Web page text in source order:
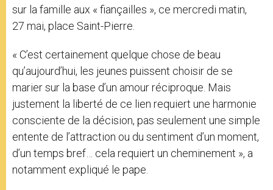
sur la famille aux « fiançailles », ce mercredi matin,
27 mai, place Saint-Pierre.
« C’est certainement quelque chose de beau
qu’aujourd’hui, les jeunes puissent choisir de se
marier sur la base d’un amour réciproque. Mais
justement la liberté de ce lien requiert une harmonie
consciente de la décision, pas seulement une simple
entente de l’attraction ou du sentiment d’un moment,
d’un temps bref… cela requiert un cheminement », a
notamment expliqué le pape.